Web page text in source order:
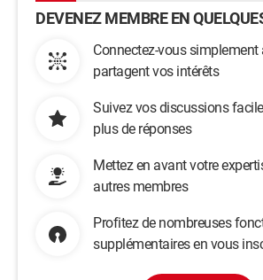
DEVENEZ MEMBRE EN
Connectez-vous simplement
partagent vos intérêts
Suivez vos discussions
plus de réponses
Mettez en avant votre
autres membres
Profitez de nombreuses
supplémentaires en vous